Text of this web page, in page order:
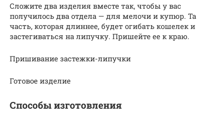
Сложите два изделия вместе так, чтобы у вас
получилось два отдела — для мелочи и купюр. Та
часть, которая длиннее, будет огибать кошелек и
застегиваться на липучку. Пришейте ее к краю.
Пришивание застежки-липучки
Готовое изделие
Способы изготовления